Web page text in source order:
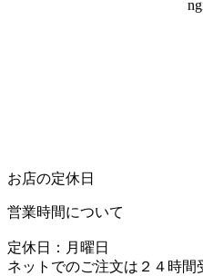
お店の定休日
営業時間について
定休日：月曜日
ネットでのご注文は２４時間